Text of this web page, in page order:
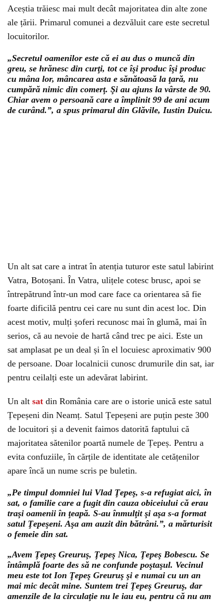
Aceștia trăiesc mai mult decât majoritatea din alte zone
ale țării. Primarul comunei a dezvăluit care este secretul
locuitorilor.
„Secretul oamenilor este că ei au dus o muncă din
greu, se hrănesc din curţi, tot ce îşi produc îşi produc
cu mâna lor, mâncarea asta e sănătoasă la ţară, nu
cumpără nimic din comerţ. Şi au ajuns la vârste de 90.
Chiar avem o persoană care a împlinit 99 de ani acum
de curând.”, a spus primarul din Glăvile, Iustin Duicu.
Un alt sat care a intrat în atenția tuturor este satul labirint
Vatra, Botoșani. În Vatra, ulițele cotesc brusc, apoi se
întrepătrund într-un mod care face ca orientarea să fie
foarte dificilă pentru cei care nu sunt din acest loc. Din
acest motiv, mulți șoferi recunosc mai în glumă, mai în
serios, că au nevoie de hartă când trec pe aici. Este un
sat amplasat pe un deal și în el locuiesc aproximativ 900
de persoane. Doar localnicii cunosc drumurile din sat, iar
pentru ceilalți este un adevărat labirint.
Un alt sat din România care are o istorie unică este satul
Țepeșeni din Neamț. Satul Țepeșeni are puțin peste 300
de locuitori și a devenit faimos datorită faptului că
majoritatea sătenilor poartă numele de Țepeș. Pentru a
evita confuziile, în cărțile de identitate ale cetățenilor
apare încă un nume scris pe buletin.
„Pe timpul domniei lui Vlad Ţepeş, s-a refugiat aici, în
sat, o familie care a fugit din cauza obiceiului că erau
traşi oamenii în ţeapă. S-au înmulţit şi aşa s-a format
satul Ţepeşeni. Aşa am auzit din bătrâni.”, a mărturisit
o femeie din sat.
„Avem Ţepeş Greuruş, Ţepeş Nica, Ţepeş Bobescu. Se
întâmplă foarte des să ne confunde poştaşul. Vecinul
meu este tot Ion Ţepeş Greuruş şi e numai cu un an
mai mic decât mine. Suntem trei Ţepeş Greuruş, dar
amenzile de la circulaţie nu le iau eu, pentru că nu am